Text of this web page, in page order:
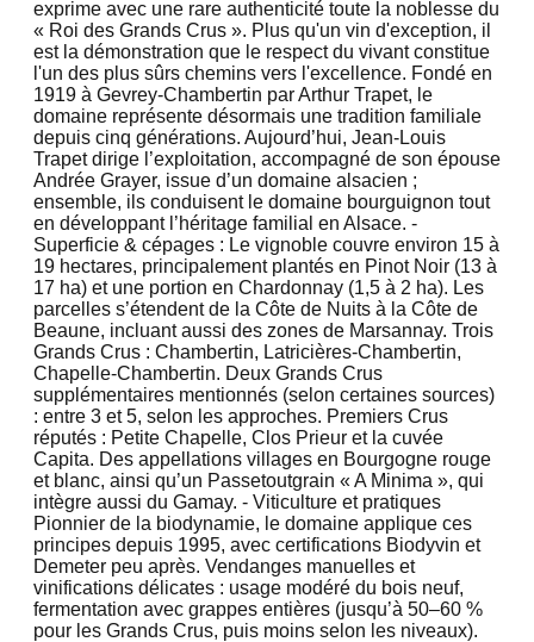
exprime avec une rare authenticité toute la noblesse du
« Roi des Grands Crus ». Plus qu'un vin d'exception, il
est la démonstration que le respect du vivant constitue
l'un des plus sûrs chemins vers l'excellence. Fondé en
1919 à Gevrey-Chambertin par Arthur Trapet, le
domaine représente désormais une tradition familiale
depuis cinq générations. Aujourd’hui, Jean-Louis
Trapet dirige l’exploitation, accompagné de son épouse
Andrée Grayer, issue d’un domaine alsacien ;
ensemble, ils conduisent le domaine bourguignon tout
en développant l’héritage familial en Alsace. -
Superficie & cépages : Le vignoble couvre environ 15 à
19 hectares, principalement plantés en Pinot Noir (13 à
17 ha) et une portion en Chardonnay (1,5 à 2 ha). Les
parcelles s’étendent de la Côte de Nuits à la Côte de
Beaune, incluant aussi des zones de Marsannay. Trois
Grands Crus : Chambertin, Latricières-Chambertin,
Chapelle-Chambertin. Deux Grands Crus
supplémentaires mentionnés (selon certaines sources)
: entre 3 et 5, selon les approches. Premiers Crus
réputés : Petite Chapelle, Clos Prieur et la cuvée
Capita. Des appellations villages en Bourgogne rouge
et blanc, ainsi qu’un Passetoutgrain « A Minima », qui
intègre aussi du Gamay. - Viticulture et pratiques
Pionnier de la biodynamie, le domaine applique ces
principes depuis 1995, avec certifications Biodyvin et
Demeter peu après. Vendanges manuelles et
vinifications délicates : usage modéré du bois neuf,
fermentation avec grappes entières (jusqu’à 50–60 %
pour les Grands Crus, puis moins selon les niveaux).